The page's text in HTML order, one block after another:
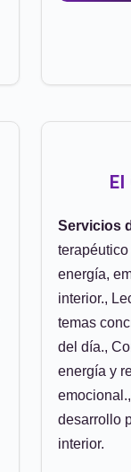
Servicios
energía,
interior.,
temas
del día.,
energía y
desarrollo
interior.